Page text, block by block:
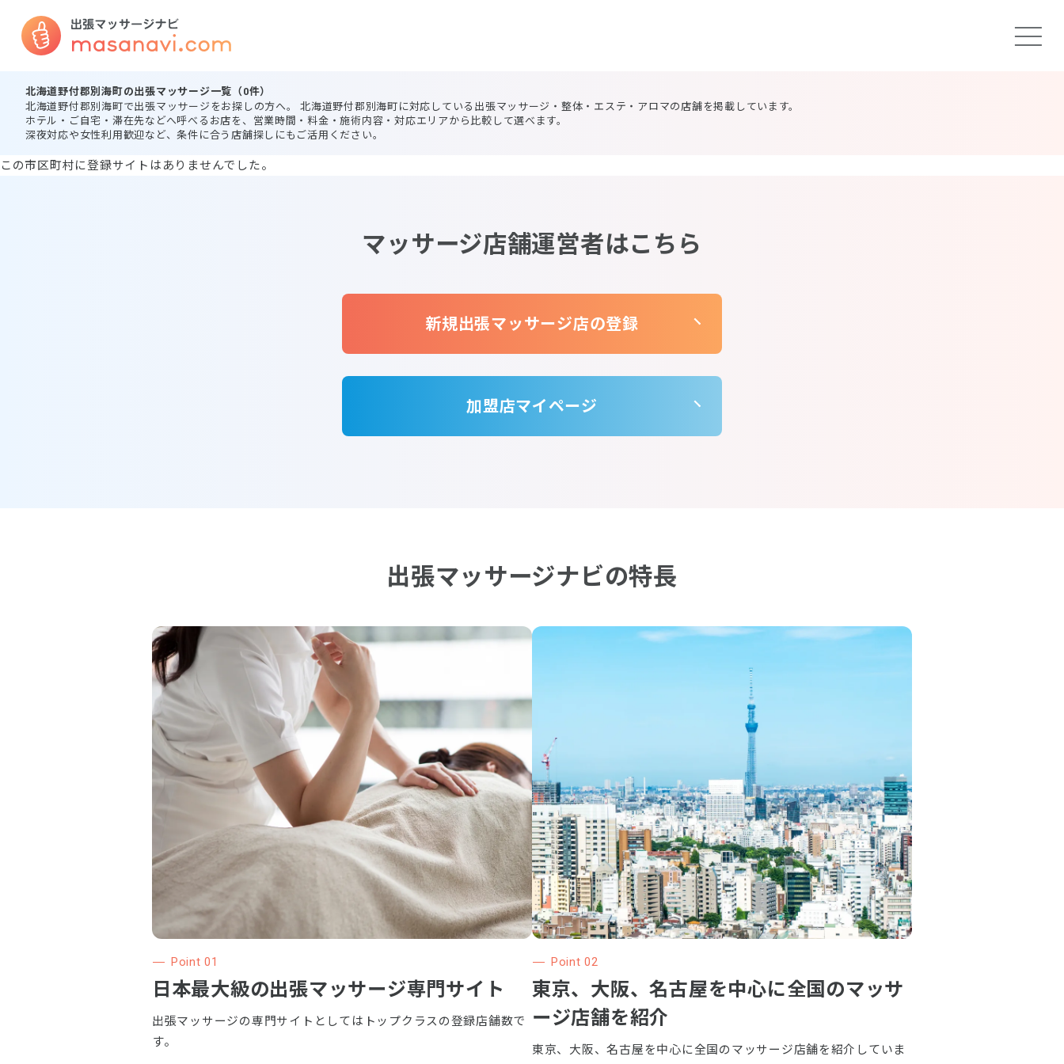
北海道野付郡別海町の出張マッサージ一覧（0件）
北海道野付郡別海町で出張マッサージをお探しの方へ。 北海道野付郡別海町に対応している出張マッサージ・整体・エステ・アロマの店舗を掲載しています。
ホテル・ご自宅・滞在先などへ呼べるお店を、営業時間・料金・施術内容・対応エリアから比較して選べます。
深夜対応や女性利用歓迎など、条件に合う店舗探しにもご活用ください。
この市区町村に登録サイトはありませんでした。
マッサージ店舗運営者はこちら
新規出張マッサージ店の登録
加盟店マイページ
出張マッサージナビの特長
Point 01
日本最大級の出張マッサージ専門サイト
出張マッサージの専門サイトとしてはトップクラスの登録店舗数で
す。
Point 02
東京、大阪、名古屋を中心に全国のマッサ
ージ店舗を紹介
東京、大阪、名古屋を中心に全国のマッサージ店舗を紹介していま